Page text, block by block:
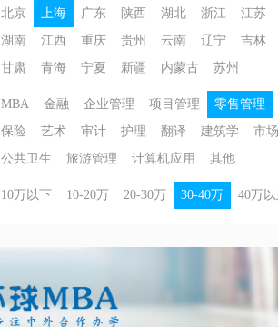
北京 上海 广东 陕西 湖北 浙江 江苏
湖南
江西 重庆 贵州 云南 辽宁 吉林
甘肃
青海 宁夏 新疆 内蒙古 苏州
MBA 金融 企业管理 项目管理 零售管理
保险
艺术 审计 护理 翻译 建筑学 市
公共卫生
旅游管理 计算机应用 其他
10万以下 10-20万 20-30万 30-40万 40万以